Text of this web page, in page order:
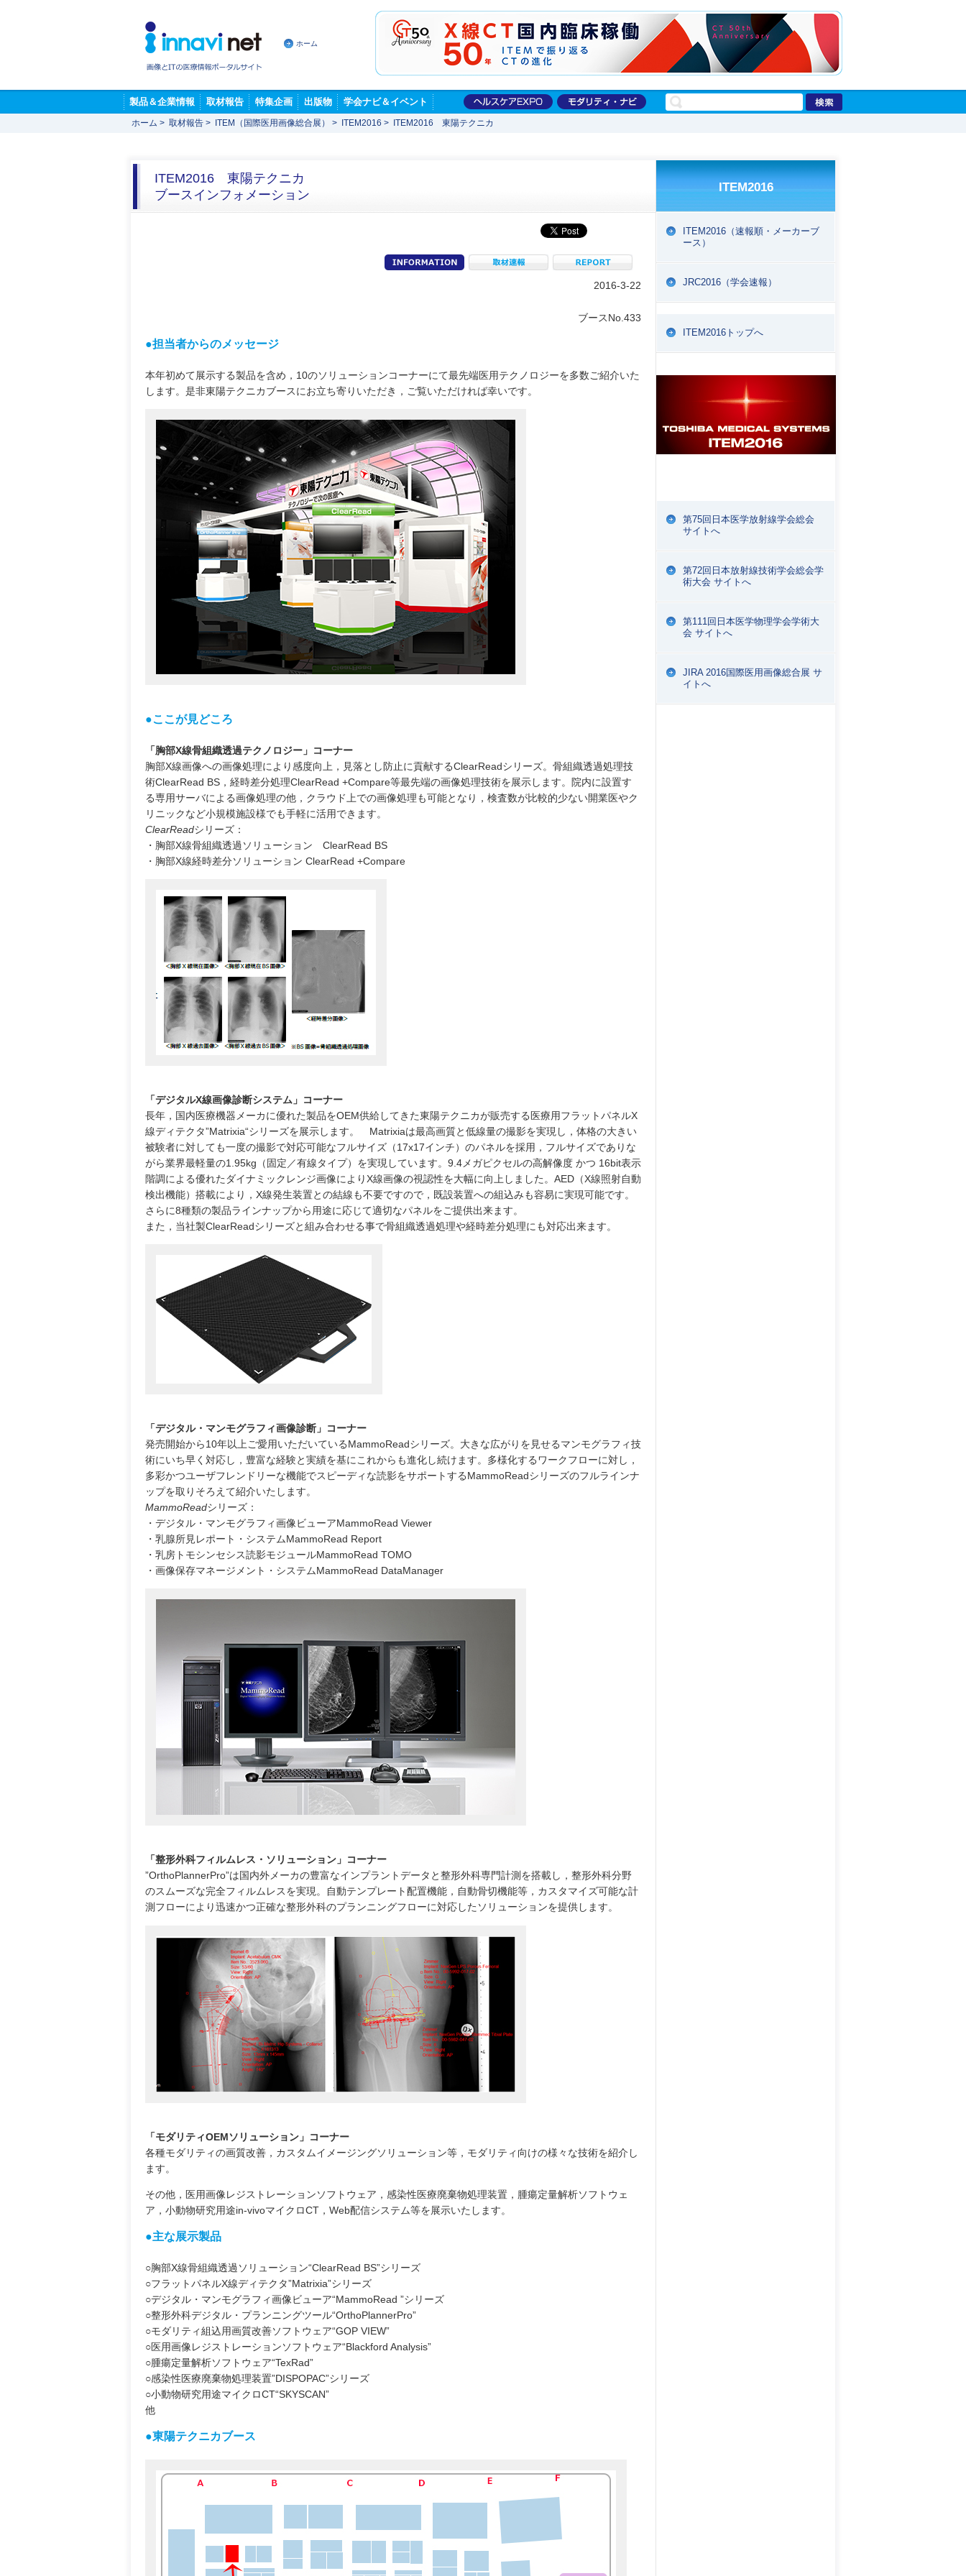
ホーム
製品＆企業情報 取材報告 特集企画 出版物 学会ナビ＆イベント
ホーム > 取材報告 > ITEM（国際医用画像総合展） > ITEM2016 > ITEM2016 東陽テクニカ
ITEM2016 東陽テクニカ
ブースインフォメーション
information 取材速報 REPORT
2016-3-22
ブースNo.433
●担当者からのメッセージ
本年初めて展示する製品を含め，10のソリューションコーナーにて最先端医用テクノロジーを多数ご紹介いた
します。是非東陽テクニカブースにお立ち寄りいただき，ご覧いただければ幸いです。
●ここが見どころ
「胸部X線骨組織透過テクノロジー」コーナー
胸部X線画像への画像処理により感度向上，見落とし防止に貢献するClearReadシリーズ。骨組織透過処理技
術ClearRead BS，経時差分処理ClearRead +Compare等最先端の画像処理技術を展示します。院内に設置す
る専用サーバによる画像処理の他，クラウド上での画像処理も可能となり，検査数が比較的少ない開業医やク
リニックなど小規模施設様でも手軽に活用できます。
ClearReadシリーズ：
・胸部X線骨組織透過ソリューション ClearRead BS
・胸部X線経時差分ソリューション ClearRead +Compare
「デジタルX線画像診断システム」コーナー
長年，国内医療機器メーカに優れた製品をOEM供給してきた東陽テクニカが販売する医療用フラットパネルX
線ディテクタ”Matrixia“シリーズを展示します。 Matrixiaは最高画質と低線量の撮影を実現し，体格の大きい
被験者に対しても一度の撮影で対応可能なフルサイズ（17x17インチ）のパネルを採用，フルサイズでありな
がら業界最軽量の1.95kg（固定／有線タイプ）を実現しています。9.4メガピクセルの高解像度 かつ 16bit表示
階調による優れたダイナミックレンジ画像によりX線画像の視認性を大幅に向上しました。AED（X線照射自動
検出機能）搭載により，X線発生装置との結線も不要ですので，既設装置への組込みも容易に実現可能です。
さらに8種類の製品ラインナップから用途に応じて適切なパネルをご提供出来ます。
また，当社製ClearReadシリーズと組み合わせる事で骨組織透過処理や経時差分処理にも対応出来ます。
「デジタル・マンモグラフィ画像診断」コーナー
発売開始から10年以上ご愛用いただいているMammoReadシリーズ。大きな広がりを見せるマンモグラフィ技
術にいち早く対応し，豊富な経験と実績を基にこれからも進化し続けます。多様化するワークフローに対し，
多彩かつユーザフレンドリーな機能でスピーディな読影をサポートするMammoReadシリーズのフルラインナ
ップを取りそろえて紹介いたします。
MammoReadシリーズ：
・デジタル・マンモグラフィ画像ビューアMammoRead Viewer
・乳腺所見レポート・システムMammoRead Report
・乳房トモシンセシス読影モジュールMammoRead TOMO
・画像保存マネージメント・システムMammoRead DataManager
「整形外科フィルムレス・ソリューション」コーナー
”OrthoPlannerPro”は国内外メーカの豊富なインプラントデータと整形外科専門計測を搭載し，整形外科分野
のスムーズな完全フィルムレスを実現。自動テンプレート配置機能，自動骨切機能等，カスタマイズ可能な計
測フローにより迅速かつ正確な整形外科のプランニングフローに対応したソリューションを提供します。
「モダリティOEMソリューション」コーナー
各種モダリティの画質改善，カスタムイメージングソリューション等，モダリティ向けの様々な技術を紹介し
ます。
その他，医用画像レジストレーションソフトウェア，感染性医療廃棄物処理装置，腫瘍定量解析ソフトウェ
ア，小動物研究用途in-vivoマイクロCT，Web配信システム等を展示いたします。
●主な展示製品
○胸部X線骨組織透過ソリューション“ClearRead BS”シリーズ
○フラットパネルX線ディテクタ”Matrixia”シリーズ
○デジタル・マンモグラフィ画像ビューア“MammoRead ”シリーズ
○整形外科デジタル・プランニングツール“OrthoPlannerPro”
○モダリティ組込用画質改善ソフトウェア“GOP VIEW”
○医用画像レジストレーションソフトウェア“Blackford Analysis”
○腫瘍定量解析ソフトウェア“TexRad”
○感染性医療廃棄物処理装置”DISPOPAC”シリーズ
○小動物研究用途マイクロCT“SKYSCAN”
他
●東陽テクニカブース
ITEM2016
ITEM2016（速報順・メーカーブ
ース）
JRC2016（学会速報）
ITEM2016トップへ
第75回日本医学放射線学会総会
サイトへ
第72回日本放射線技術学会総会学
術大会 サイトへ
第111回日本医学物理学会学術大
会 サイトへ
JIRA 2016国際医用画像総合展 サ
イトへ